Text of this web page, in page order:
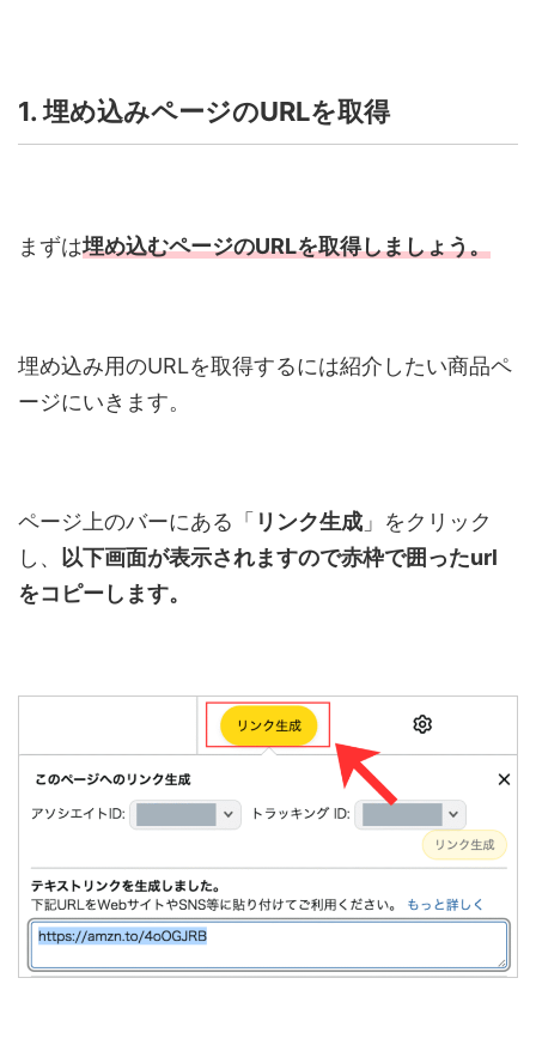
1. 埋め込みページのURLを取得
まずは埋め込むページのURLを取得しましょう。
埋め込み用のURLを取得するには紹介したい商品ペ
ージにいきます。
ページ上のバーにある「 リンク生成 」をクリック
し、
以下画面が表示されますので赤枠で囲ったurl
をコピーします。